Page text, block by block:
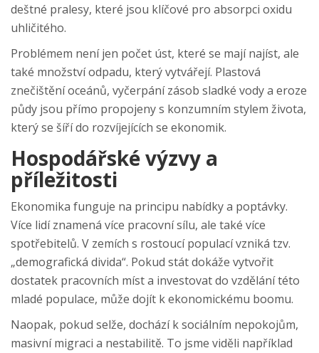
deštné pralesy, které jsou klíčové pro absorpci oxidu
uhličitého.
Problémem není jen počet úst, které se mají najíst, ale
také množství odpadu, který vytvářejí. Plastová
znečištění oceánů, vyčerpání zásob sladké vody a eroze
půdy jsou přímo propojeny s konzumním stylem života,
který se šíří do rozvíjejících se ekonomik.
Hospodářské výzvy a
příležitosti
Ekonomika funguje na principu nabídky a poptávky.
Více lidí znamená více pracovní sílu, ale také více
spotřebitelů. V zemích s rostoucí populací vzniká tzv.
„demografická divida“. Pokud stát dokáže vytvořit
dostatek pracovních míst a investovat do vzdělání této
mladé populace, může dojít k ekonomickému boomu.
Naopak, pokud selže, dochází k sociálním nepokojům,
masivní migraci a nestabilitě. To jsme viděli například